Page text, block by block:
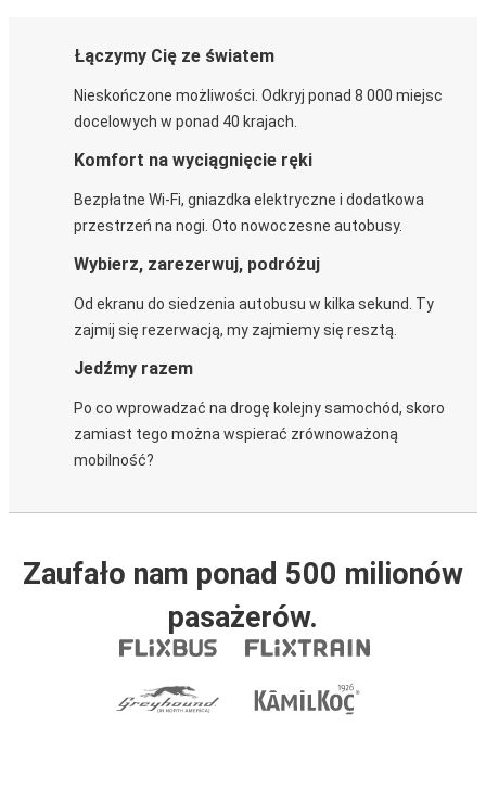
Łączymy Cię ze światem
Nieskończone możliwości. Odkryj ponad 8 000 miejsc
docelowych w ponad 40 krajach.
Komfort na wyciągnięcie ręki
Bezpłatne Wi-Fi, gniazdka elektryczne i dodatkowa
przestrzeń na nogi. Oto nowoczesne autobusy.
Wybierz, zarezerwuj, podróżuj
Od ekranu do siedzenia autobusu w kilka sekund. Ty
zajmij się rezerwacją, my zajmiemy się resztą.
Jedźmy razem
Po co wprowadzać na drogę kolejny samochód, skoro
zamiast tego można wspierać zrównoważoną
mobilność?
Zaufało nam ponad 500 milionów
pasażerów.